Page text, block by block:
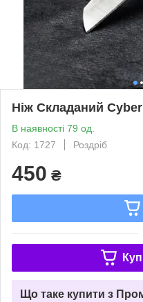
Ніж Складаний
В наявності 79 од.
Код: 1727
Роздріб
450 ₴
Що таке купити з